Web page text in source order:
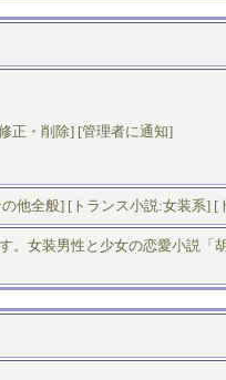
正・削除] [管理者に通知]
他全般] [ トランス小説:女装系] [
。女装男性と少女の恋愛小説「